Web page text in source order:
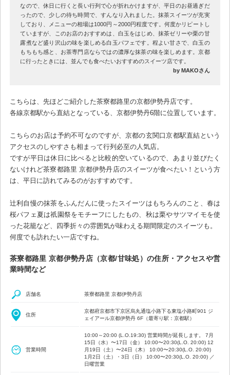
なので、休日に行くと長い行列で心が折れかけますが、平日のお昼過ぎだ
ったので、少しの待ち時間で、すんなり入れました。抹茶スイーツが充実
しており、メニューの相場は1000円～2000円程度です。何度かリピートし
ていますが、このお店のおすすめは、白玉をはじめ、抹茶ゼリーや栗の甘
露煮など盛り沢山の味を楽しめる白玉パフェです。程よい甘さで、白玉の
もちもち感と、お茶専門店ならではの濃厚な抹茶の味を楽しめます。京都
に行ったときには、並んでも食べたいおすすめのスイーツ店です。
by MAKOさん
こちらは、先ほどご紹介した茶寮都路里の京都伊勢丹店です。
各線京都駅から直結となっている、京都伊勢丹6階に位置しています。
こちらのお店は予約不可なのですが、京都の玄関口京都駅直結という
アクセスのしやすさも相まって行列必至の人気店。
ですが平日は休日に比べると比較的空いているので、あまり並びたく
ないけれど茶寮都路里 京都伊勢丹店のスイーツが食べたい！という方
は、平日に訪れてみるのがおすすめです。
辻利自慢の抹茶をふんだんに使ったスイーツはもちろんのこと、春は
桜パフェ夏は祇園祭をモチーフにしたもの、秋は栗やサツマイモを使
った花籠など、四季折々の雰囲気が味わえる期間限定のスイーツも。
何度でも訪れたい一店ですね。
茶寮都路里 京都伊勢丹店（京都/甘味処）の住所・アクセスや営
業時間など
店舗名 茶寮都路里 京都伊勢丹店
住所
京都府京都市下京区烏丸通塩小路下る東塩小路町901 ジ
ェイアール京都伊勢丹 6F（最寄り駅：京都駅）
営業時間
10:00～20:00 (L.O.19:30) 営業時間が延長します。 7月
15日（水）〜17日（金） 10:00〜20:30(L.O. 20:00) 12
月19日（土）〜24日（木） 10:00〜20:30(L.O. 20:00)
1月2日（土）・3日（日） 10:00〜20:30(L.O. 20:00) ／
日曜営業